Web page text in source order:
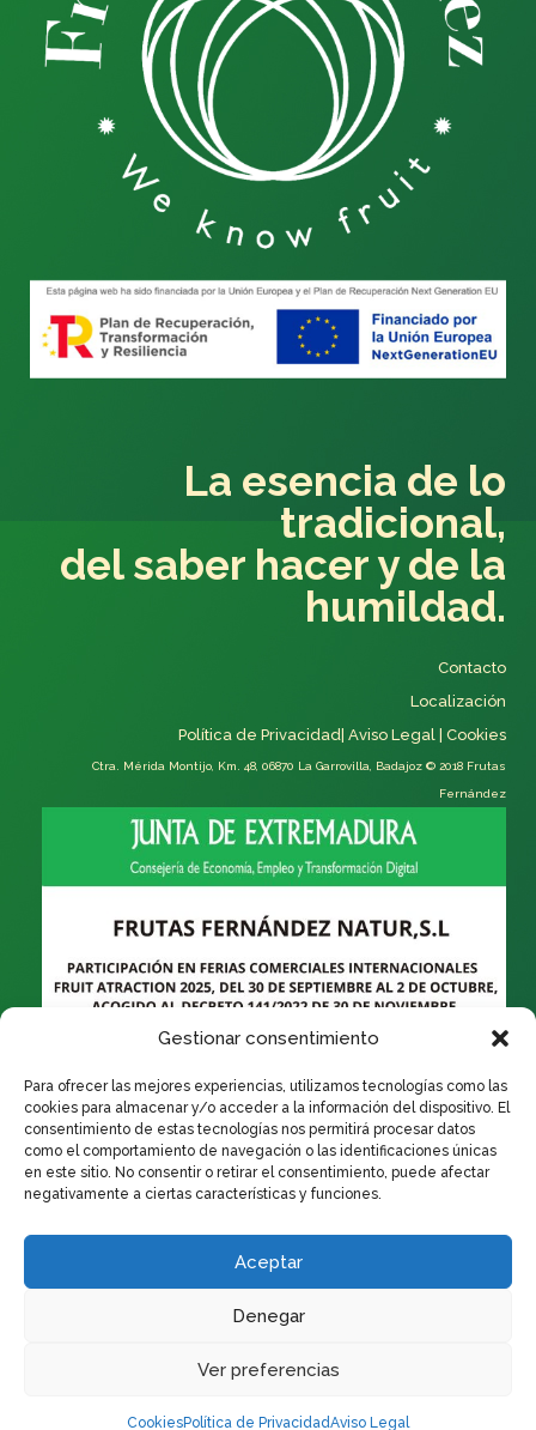
Gestionar consentimiento
Para ofrecer las mejores experiencias, utilizamos tecnologías como las
cookies para almacenar y/o acceder a la información del dispositivo. El
consentimiento de estas tecnologías nos permitirá procesar datos
como el comportamiento de navegación o las identificaciones únicas
en este sitio. No consentir o retirar el consentimiento, puede afectar
negativamente a ciertas características y funciones.
Aceptar
Denegar
Ver preferencias
CookiesPolítica de PrivacidadAviso Legal
La esencia de lo
tradicional,
del saber hacer y de la
humildad.
Contacto
Localización
Política de Privacidad Aviso Legal Cookies
Ctra. Mérida Montijo, Km. 48, 06870 La Garrovilla, Badajoz © 2018 Frutas
Fernández